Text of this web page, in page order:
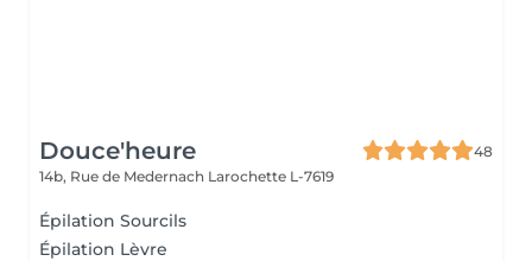
Douce'heure
48
14b, Rue de Medernach Larochette L-7619
Épilation Sourcils
Épilation Lèvre